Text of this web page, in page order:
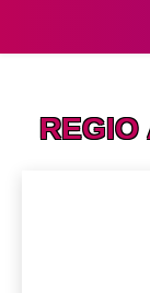
REGIO